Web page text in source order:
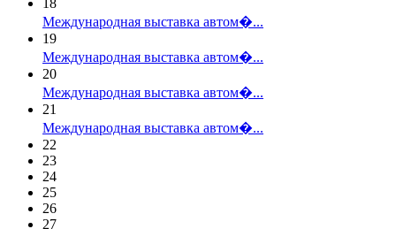
Международная выставка автом�...
19
Международная выставка автом�...
20
Международная выставка автом�...
21
Международная выставка автом�...
22
23
24
25
26
27